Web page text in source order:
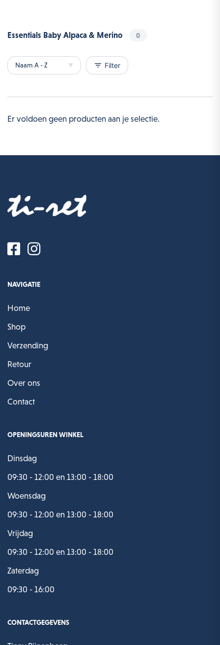
Essentials Baby Alpaca & Merino 0
filter_list Filter
Er voldoen geen producten aan je selectie.
NAVIGATIE
Home
Shop
Verzending
Retour
Over ons
Contact
OPENINGSUREN WINKEL
Dinsdag
09:30 - 12:00 en 13:00 - 18:00
Woensdag
09:30 - 12:00 en 13:00 - 18:00
Vrijdag
09:30 - 12:00 en 13:00 - 18:00
Zaterdag
09:30 - 16:00
CONTACTGEGEVENS